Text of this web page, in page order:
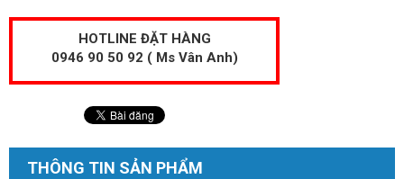
HOTLINE ĐẶT HÀNG
0946 90 50 92 ( Ms Vân Anh)
THÔNG TIN SẢN PHẨM